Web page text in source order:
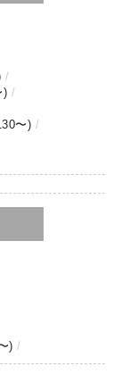
)
〜)
)